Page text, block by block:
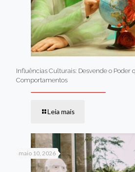
Influências Culturais: Desvende o Poder
Comportamentos
Leia mais
maio 10, 2026